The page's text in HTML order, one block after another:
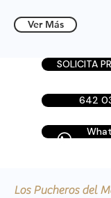
Ver Más
SOLICITA
642
Los Pucheros del